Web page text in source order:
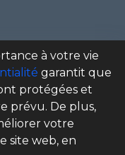
dépendance
Centre-Sud-de-
à votre vie
garantit que
protégées et
prévu. De plus,
votre
site web, en